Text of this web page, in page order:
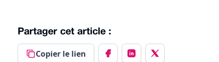
Partager cet article :
Copier le lien